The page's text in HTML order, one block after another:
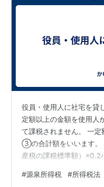
役員・使用人に社宅を貸
定額以上の金額を使用人
て課税されません。 一
③の合計額をいいます
産税の課税標準額）
③（その年度の敷地の固
#源泉所得税 #所得税法